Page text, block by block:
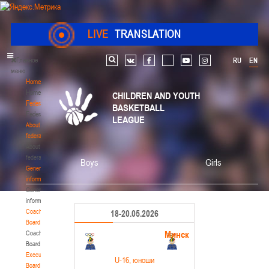
LIVE TRANSLATION
Главное
меню
Home
Home
Federation
Federation
About
federation
About
federation
General
information
General
information
Coaching
Board
Coaching
Board
Executive
Board
RU EN
Search vk facebook youtube instagram
CHILDREN AND YOUTH
BASKETBALL
LEAGUE
Boys Girls
18-20.05.2026
Минск
U-16 , юноши